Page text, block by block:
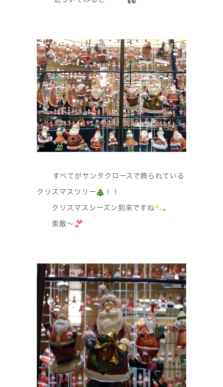
すべてがサンタクロースで飾られている
クリスマスツリー ！！
クリスマスシーズン到来ですね 。
素敵〜